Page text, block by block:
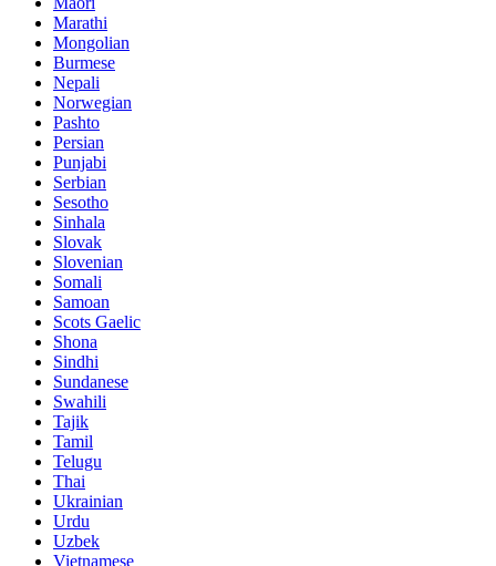
Marathi
Mongolian
Burmese
Nepali
Norwegian
Pashto
Persian
Punjabi
Serbian
Sesotho
Sinhala
Slovak
Slovenian
Somali
Samoan
Scots Gaelic
Shona
Sindhi
Sundanese
Swahili
Tajik
Tamil
Telugu
Thai
Ukrainian
Urdu
Uzbek
Vietnamese